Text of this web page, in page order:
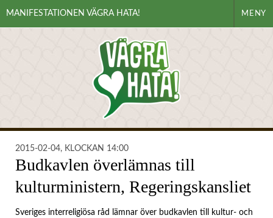
MANIFESTATIONEN VÄGRA HATA! MENY
2015-02-04, KLOCKAN 14:00
Budkavlen överlämnas till
kulturministern, Regeringskansliet
Sveriges interreligiösa råd lämnar över budkavlen till kultur- och